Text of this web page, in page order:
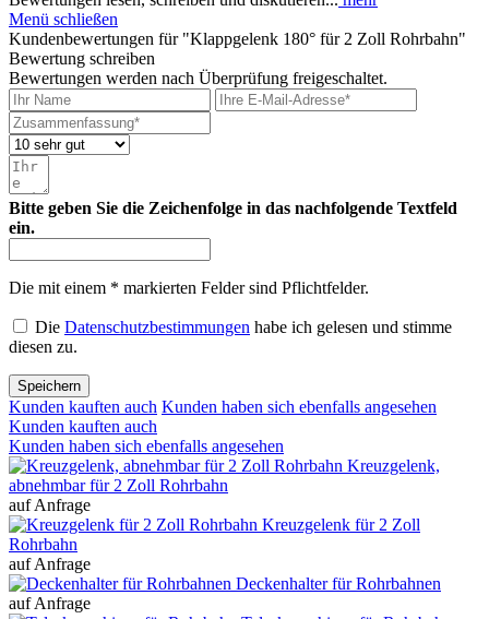
Menü schließen
Kundenbewertungen für "Klappgelenk 180° für 2 Zoll Rohrbahn"
Bewertung schreiben
Bewertungen werden nach Überprüfung freigeschaltet.
Bitte geben Sie die Zeichenfolge in das nachfolgende Textfeld
ein.
Die mit einem * markierten Felder sind Pflichtfelder.
Die Datenschutzbestimmungen habe ich gelesen und stimme
diesen zu.
Speichern
Kunden kauften auch Kunden haben sich ebenfalls angesehen
Kunden kauften auch
Kunden haben sich ebenfalls angesehen
Kreuzgelenk,
abnehmbar für 2 Zoll Rohrbahn
auf Anfrage
Kreuzgelenk für 2 Zoll
Rohrbahn
auf Anfrage
Deckenhalter für Rohrbahnen
auf Anfrage